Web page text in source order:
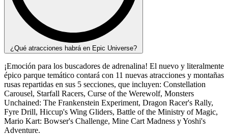
¿Qué atracciones habrá en Epic Universe?
¡Emoción para los buscadores de adrenalina! El nuevo y literalmente
épico parque temático contará con 11 nuevas atracciones y montañas
rusas repartidas en sus 5 secciones, que incluyen: Constellation
Carousel, Starfall Racers, Curse of the Werewolf, Monsters
Unchained: The Frankenstein Experiment, Dragon Racer's Rally,
Fyre Drill, Hiccup's Wing Gliders, Battle of the Ministry of Magic,
Mario Kart: Bowser's Challenge, Mine Cart Madness y Yoshi's
Adventure.